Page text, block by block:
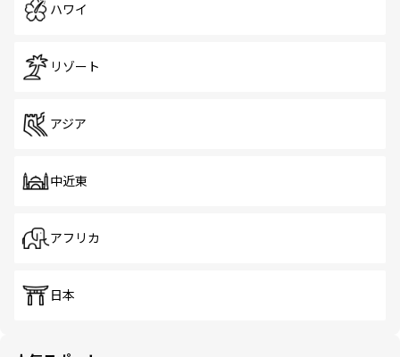
ハワイ
リゾート
アジア
中近東
アフリカ
日本